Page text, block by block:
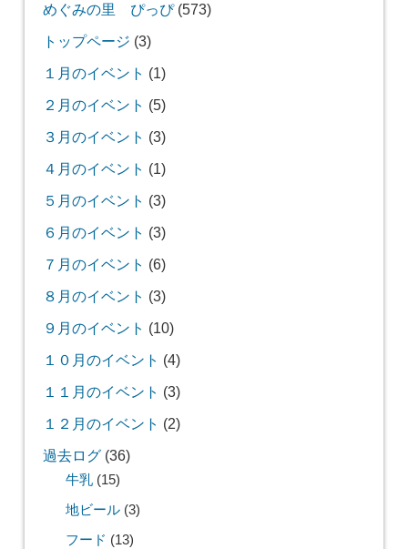
めぐみの里 ぴっぴ(573)
トップページ (3)
１月のイベント (1)
２月のイベント (5)
３月のイベント (3)
４月のイベント (1)
５月のイベント (3)
６月のイベント (3)
７月のイベント (6)
８月のイベント (3)
９月のイベント (10)
１０月のイベント (4)
１１月のイベント (3)
１２月のイベント (2)
過去ログ(36)
牛乳(15)
地ビール(3)
フード (13)